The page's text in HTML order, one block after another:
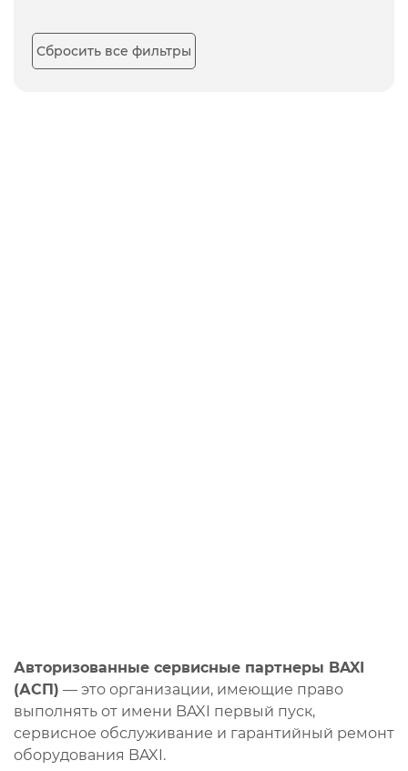
Сбросить все фильтры
Авторизованные сервисные партнеры BAXI
(АСП) — это организации, имеющие право
выполнять от имени BAXI первый пуск,
сервисное обслуживание и гарантийный ремонт
оборудования BAXI.